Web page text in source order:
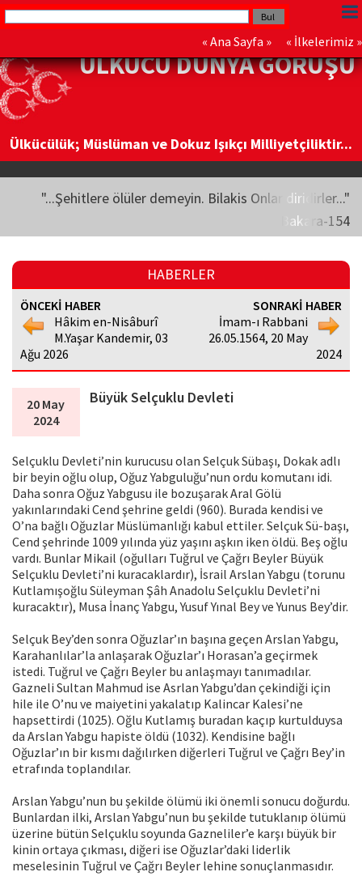
« Ana Sayfa » « İlkelerimiz »
ÜLKÜCÜ DÜNYA GÖRÜŞÜ
Ülkücülük; Müslüman ve Dokuz Işıkçı Milliyetçiliktir...
"...Şehitlere ölüler demeyin. Bilakis Onlar diridirler..."
Bakara-154
HABERLER
ÖNCEKİ HABER
Hâkim en-Nisâburî
M.Yaşar Kandemir, 03
Ağu 2026
SONRAKİ HABER
İmam-ı Rabbani
26.05.1564, 20 May
2024
20 May
2024
Büyük Selçuklu Devleti
Selçuklu Devleti’nin kurucusu olan Selçuk Sübaşı, Dokak adlı
bir beyin oğlu olup, Oğuz Yabguluğu’nun ordu komutanı idi.
Daha sonra Oğuz Yabgusu ile bozuşarak Aral Gölü
yakınlarındaki Cend şehrine geldi (960). Burada kendisi ve
O’na bağlı Oğuzlar Müslümanlığı kabul ettiler. Selçuk Sü-başı,
Cend şehrinde 1009 yılında yüz yaşını aşkın iken öldü. Beş oğlu
vardı. Bunlar Mikail (oğulları Tuğrul ve Çağrı Beyler Büyük
Selçuklu Devleti’ni kuracaklardır), İsrail Arslan Yabgu (torunu
Kutlamışoğlu Süleyman Şâh Anadolu Selçuklu Devleti’ni
kuracaktır), Musa İnanç Yabgu, Yusuf Yınal Bey ve Yunus Bey’dir.
Selçuk Bey’den sonra Oğuzlar’ın başına geçen Arslan Yabgu,
Karahanlılar’la anlaşarak Oğuzlar’ı Horasan’a geçirmek
istedi. Tuğrul ve Çağrı Beyler bu anlaşmayı tanımadılar.
Gazneli Sultan Mahmud ise Asrlan Yabgu’dan çekindiği için
hile ile O’nu ve maiyetini yakalatıp Kalincar Kalesi’ne
hapsettirdi (1025). Oğlu Kutlamış buradan kaçıp kurtulduysa
da Arslan Yabgu hapiste öldü (1032). Kendisine bağlı
Oğuzlar’ın bir kısmı dağılırken diğerleri Tuğrul ve Çağrı Bey’in
etrafında toplandılar.
Arslan Yabgu’nun bu şekilde ölümü iki önemli sonucu doğurdu.
Bunlardan ilki, Arslan Yabgu’nun bu şekilde tutuklanıp ölümü
üzerine bütün Selçuklu soyunda Gazneliler’e karşı büyük bir
kinin ortaya çıkması, diğeri ise Oğuzlar’daki liderlik
meselesinin Tuğrul ve Çağrı Beyler lehine sonuçlanmasıdır.